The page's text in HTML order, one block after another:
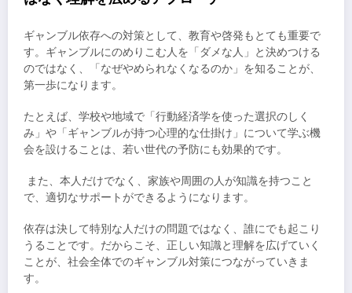
ギャンブル依存への対策として、教育や啓発もとても重要で
す。ギャンブルにのめりこむ人を「ダメな人」と決めつける
のではなく、「なぜやめられなくなるのか」を知ることが、
第一歩になります。
たとえば、学校や地域で「行動経済学を使った選択のしく
み」や「ギャンブルが持つ心理的な仕掛け」について学ぶ機
会を設けることは、若い世代の予防にも効果的です。
また、本人だけでなく、家族や周囲の人が知識を持つこと
で、適切なサポートができるようになります。
依存は決して特別な人だけの問題ではなく、誰にでも起こり
うることです。だからこそ、正しい知識と理解を広げていく
ことが、社会全体でのギャンブル対策につながっていきま
す。